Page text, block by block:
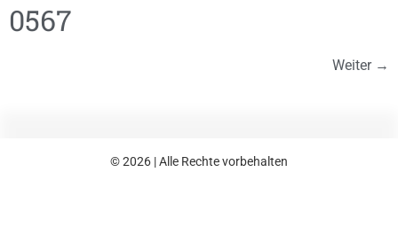
0567
Weiter →
© 2026 | Alle Rechte vorbehalten